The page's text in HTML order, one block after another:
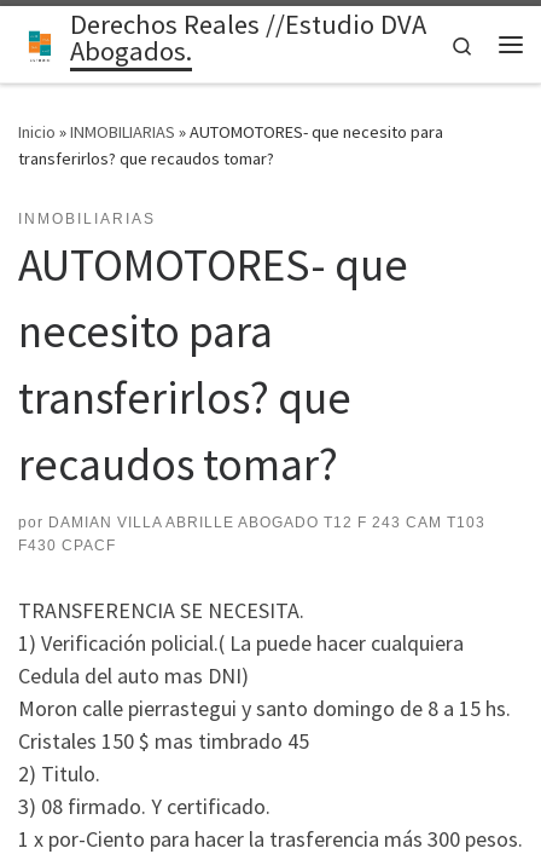
Saltar al contenido
Derechos Reales //Estudio DVA
Abogados.
Search
Inicio »INMOBILIARIAS »AUTOMOTORES- que necesito para
transferirlos? que recaudos tomar?
INMOBILIARIAS
AUTOMOTORES- que
necesito para
transferirlos? que
recaudos tomar?
por DAMIAN VILLA ABRILLE ABOGADO T12 F 243 CAM T103
F430 CPACF
TRANSFERENCIA SE NECESITA.
1) Verificación policial.( La puede hacer cualquiera
Cedula del auto mas DNI)
Moron calle pierrastegui y santo domingo de 8 a 15 hs.
Cristales 150 $ mas timbrado 45
2) Titulo.
3) 08 firmado. Y certificado.
1 x por-Ciento para hacer la trasferencia más 300 pesos.